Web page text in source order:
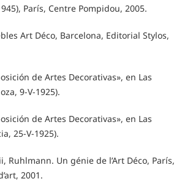
París, Centre Pompidou, 2005.
Art Déco, Barcelona, Editorial Stylos,
de Artes Decorativas», en Las
9-V-1925).
de Artes Decorativas», en Las
25-V-1925).
Ruhlmann. Un génie de l’Art Déco, París,
2001.